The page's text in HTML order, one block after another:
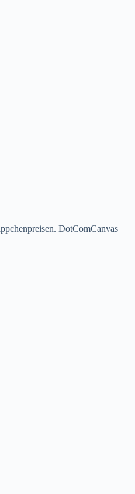
DotComCanvas